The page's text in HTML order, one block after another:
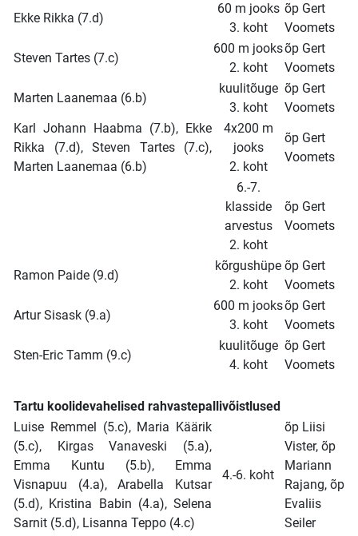
Ekke Rikka (7.d)
60 m jooks
3. koht
õp Gert
Voomets
Steven Tartes (7.c)
600 m jooks
2. koht
õp Gert
Voomets
Marten Laanemaa (6.b)
kuulitõuge
3. koht
õp Gert
Voomets
Karl Johann Haabma (7.b), Ekke
Rikka (7.d), Steven Tartes (7.c),
Marten Laanemaa (6.b)
4x200 m
jooks
2. koht
õp Gert
Voomets
6.-7.
klasside
arvestus
2. koht
õp Gert
Voomets
Ramon Paide (9.d)
kõrgushüpe
2. koht
õp Gert
Voomets
Artur Sisask (9.a)
600 m jooks
3. koht
õp Gert
Voomets
Sten-Eric Tamm (9.c)
kuulitõuge
4. koht
õp Gert
Voomets
Tartu koolidevahelised rahvastepallivõistlused
Luise Remmel (5.c), Maria Käärik
(5.c), Kirgas Vanaveski (5.a),
Emma Kuntu (5.b), Emma
Visnapuu (4.a), Arabella Kutsar
(5.d), Kristina Babin (4.a), Selena
Sarnit (5.d), Lisanna Teppo (4.c)
4.-6. koht
õp Liisi
Vister, õp
Mariann
Rajang, õp
Evaliis
Seiler